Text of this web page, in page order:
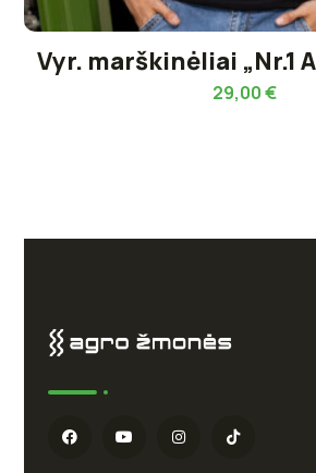
Vyr. marškinėliai „Nr.1
29,00€